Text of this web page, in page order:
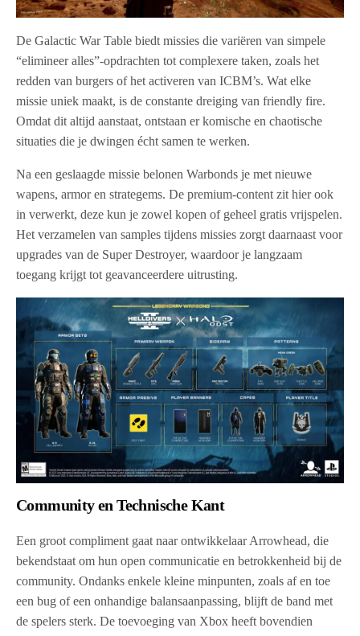
De Galactic War Table biedt missies die variëren van simpele
“elimineer alles”-opdrachten tot complexere taken, zoals het
redden van burgers of het activeren van ICBM’s. Wat elke
missie uniek maakt, is de constante dreiging van friendly fire.
Omdat dit altijd aanstaat, ontstaan er komische en chaotische
situaties die je dwingen écht samen te werken.
Na een geslaagde missie belonen Warbonds je met nieuwe
wapens, armor en strategems. De premium-content zit hier ook
in verwerkt, deze kun je zowel kopen of geheel gratis vrijspelen.
Het verzamelen van samples tijdens missies zorgt daarnaast voor
upgrades van de Super Destroyer, waardoor je langzaam
toegang krijgt tot geavanceerdere uitrusting.
Community en Technische Kant
Een groot compliment gaat naar ontwikkelaar Arrowhead, die
bekendstaat om hun open communicatie en betrokkenheid bij de
community. Ondanks enkele kleine minpunten, zoals af en toe
een bug of een onhandige balansaanpassing, blijft de band met
de spelers sterk. De toevoeging van Xbox heeft bovendien